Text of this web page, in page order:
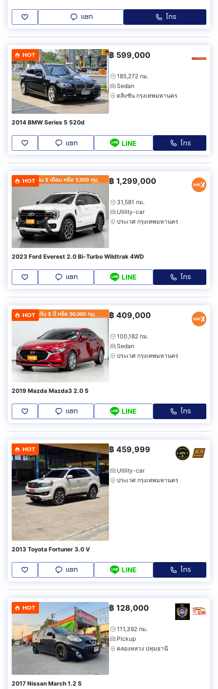
แชท โทร
HOT ฿ 599,000
185,272 กม.
Sedan
ตลิ่งชัน กรุงเทพมหานคร
2014 BMW Series 5 520d
แชท LINE โทร
HOT ฿ 1,299,000
31,581 กม.
Utility-car
ประเวศ กรุงเทพมหานคร
2023 Ford Everest 2.0 Bi-Turbo Wildtrak 4WD
แชท LINE โทร
HOT ฿ 409,000
100,182 กม.
Sedan
ประเวศ กรุงเทพมหานคร
2019 Mazda Mazda3 2.0 S
แชท LINE โทร
HOT ฿ 459,999
Utility-car
ประเวศ กรุงเทพมหานคร
2013 Toyota Fortuner 3.0 V
แชท LINE โทร
HOT ฿ 128,000
111,392 กม.
Pickup
คลองหลวง ปทุมธานี
2017 Nissan March 1.2 S